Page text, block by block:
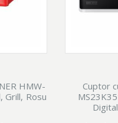
HMW-
Grill, Rosu
Cuptor